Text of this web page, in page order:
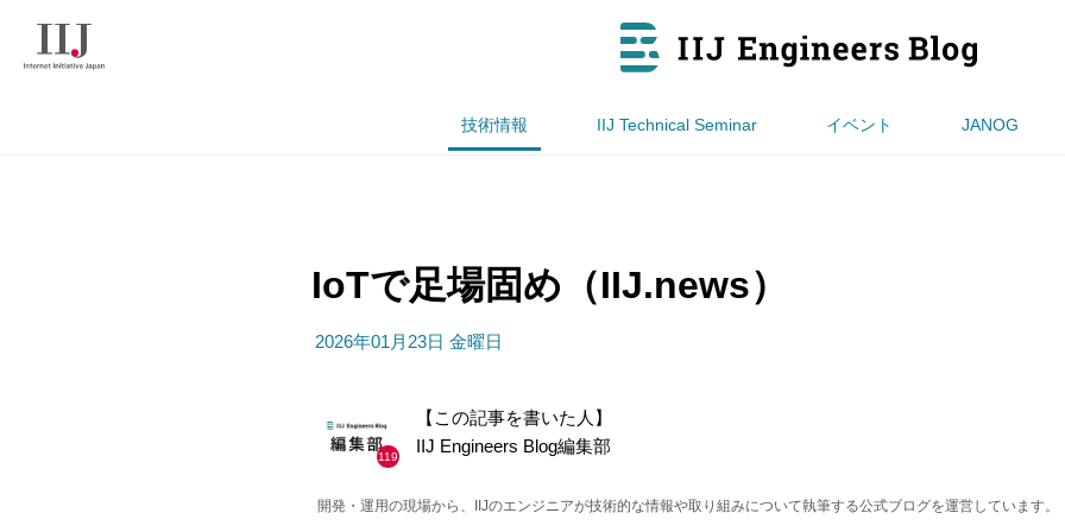
技術情報 IIJ Technical Seminar イベント JANOG
IoTで足場固め（IIJ.news）
2026年01月23日 金曜日
119
【この記事を書いた人】
IIJ Engineers Blog編集部
開発・運用の現場から、IIJのエンジニアが技術的な情報や取り組みについて執筆する公式ブログを運営しています。